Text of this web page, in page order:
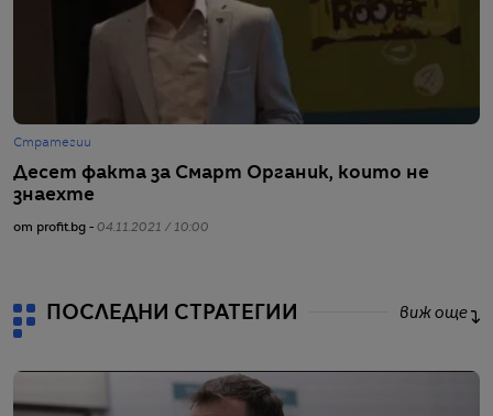
Стратегии
Десет факта за Смарт Органик, които не
знаехте
от profit.bg - 04.11.2021 / 10:00
ПОСЛЕДНИ СТРАТЕГИИ виж още